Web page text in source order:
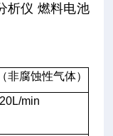
析仪 燃料电池
非腐蚀性气体）
min